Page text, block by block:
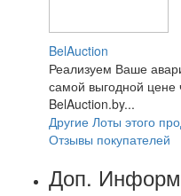
BelAuction
Реализуем Ваше
самой выгодной цене
BelAuction.by...
Другие Лоты этого
Отзывы покупателей
Доп.